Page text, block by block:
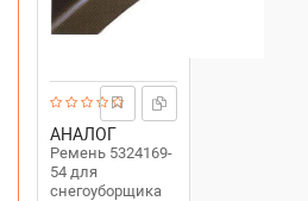
АНАЛОГ
Ремень 5324169-
54 для
снегоуборщика